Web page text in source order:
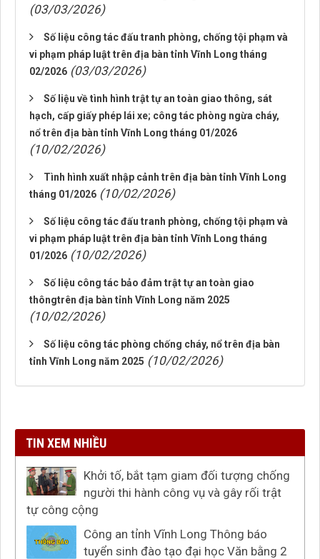
(03/03/2026)
Số liệu công tác đấu tranh phòng, chống tội phạm và
vi phạm pháp luật trên địa bàn tỉnh Vĩnh Long tháng
02/2026 (03/03/2026)
Số liệu về tình hình trật tự an toàn giao thông, sát
hạch, cấp giấy phép lái xe; công tác phòng ngừa cháy,
nổ trên địa bàn tỉnh Vĩnh Long tháng 01/2026
(10/02/2026)
Tình hình xuất nhập cảnh trên địa bàn tỉnh Vĩnh Long
tháng 01/2026 (10/02/2026)
Số liệu công tác đấu tranh phòng, chống tội phạm và
vi phạm pháp luật trên địa bàn tỉnh Vĩnh Long tháng
01/2026 (10/02/2026)
Số liệu công tác bảo đảm trật tự an toàn giao
thôngtrên địa bàn tỉnh Vĩnh Long năm 2025
(10/02/2026)
Số liệu công tác phòng chống cháy, nổ trên địa bàn
tỉnh Vĩnh Long năm 2025 (10/02/2026)
TIN XEM NHIỀU
Khởi tố, bắt tạm giam đối tượng chống
người thi hành công vụ và gây rối trật
tự công cộng
Công an tỉnh Vĩnh Long Thông báo
tuyển sinh đào tạo đại học Văn bằng 2